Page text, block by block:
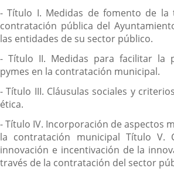
- Título I. Medidas de fomento de la
contratación pública del
las entidades de su sector público.
- Título II. Medidas para facilitar la
pymes en la contratación municipal.
- Título III. Cláusulas sociales y
ética.
- Título IV. Incorporación de aspectos
la contratación municipal Título V.
innovación e incentivación de la
través de la contratación del sector